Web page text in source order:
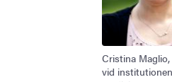
Cristina
vid